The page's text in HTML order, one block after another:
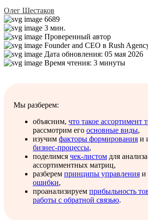
Олег Шестаков
6689
3 мин.
Проверенный автор
Founder and CEO в Rush
Дата обновления: 05 мая 2026
Время чтения: 3 минуты
Мы разберем:
объясним, что такое ассортимент
рассмотрим его основные виды,
изучим факторы формирования и
бизнес-процессы,
поделимся чек-листом для
ассортиментных матриц,
разберем принципы управления и
ошибки,
проанализируем прибыльность
работы с обратной связью.